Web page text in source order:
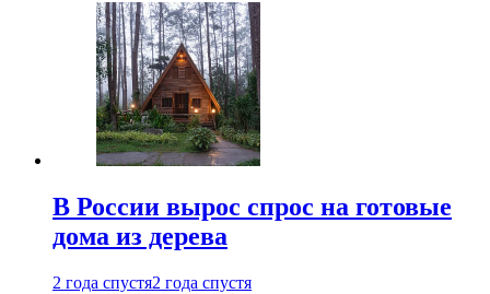
В России вырос спрос на готовые
дома из дерева
2 года спустя2 года спустя